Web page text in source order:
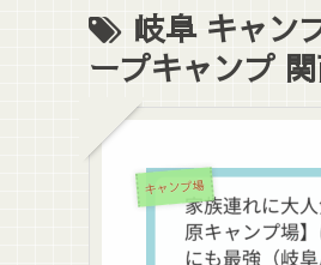
岐阜 キャン
ープキャンプ
キャンプ場